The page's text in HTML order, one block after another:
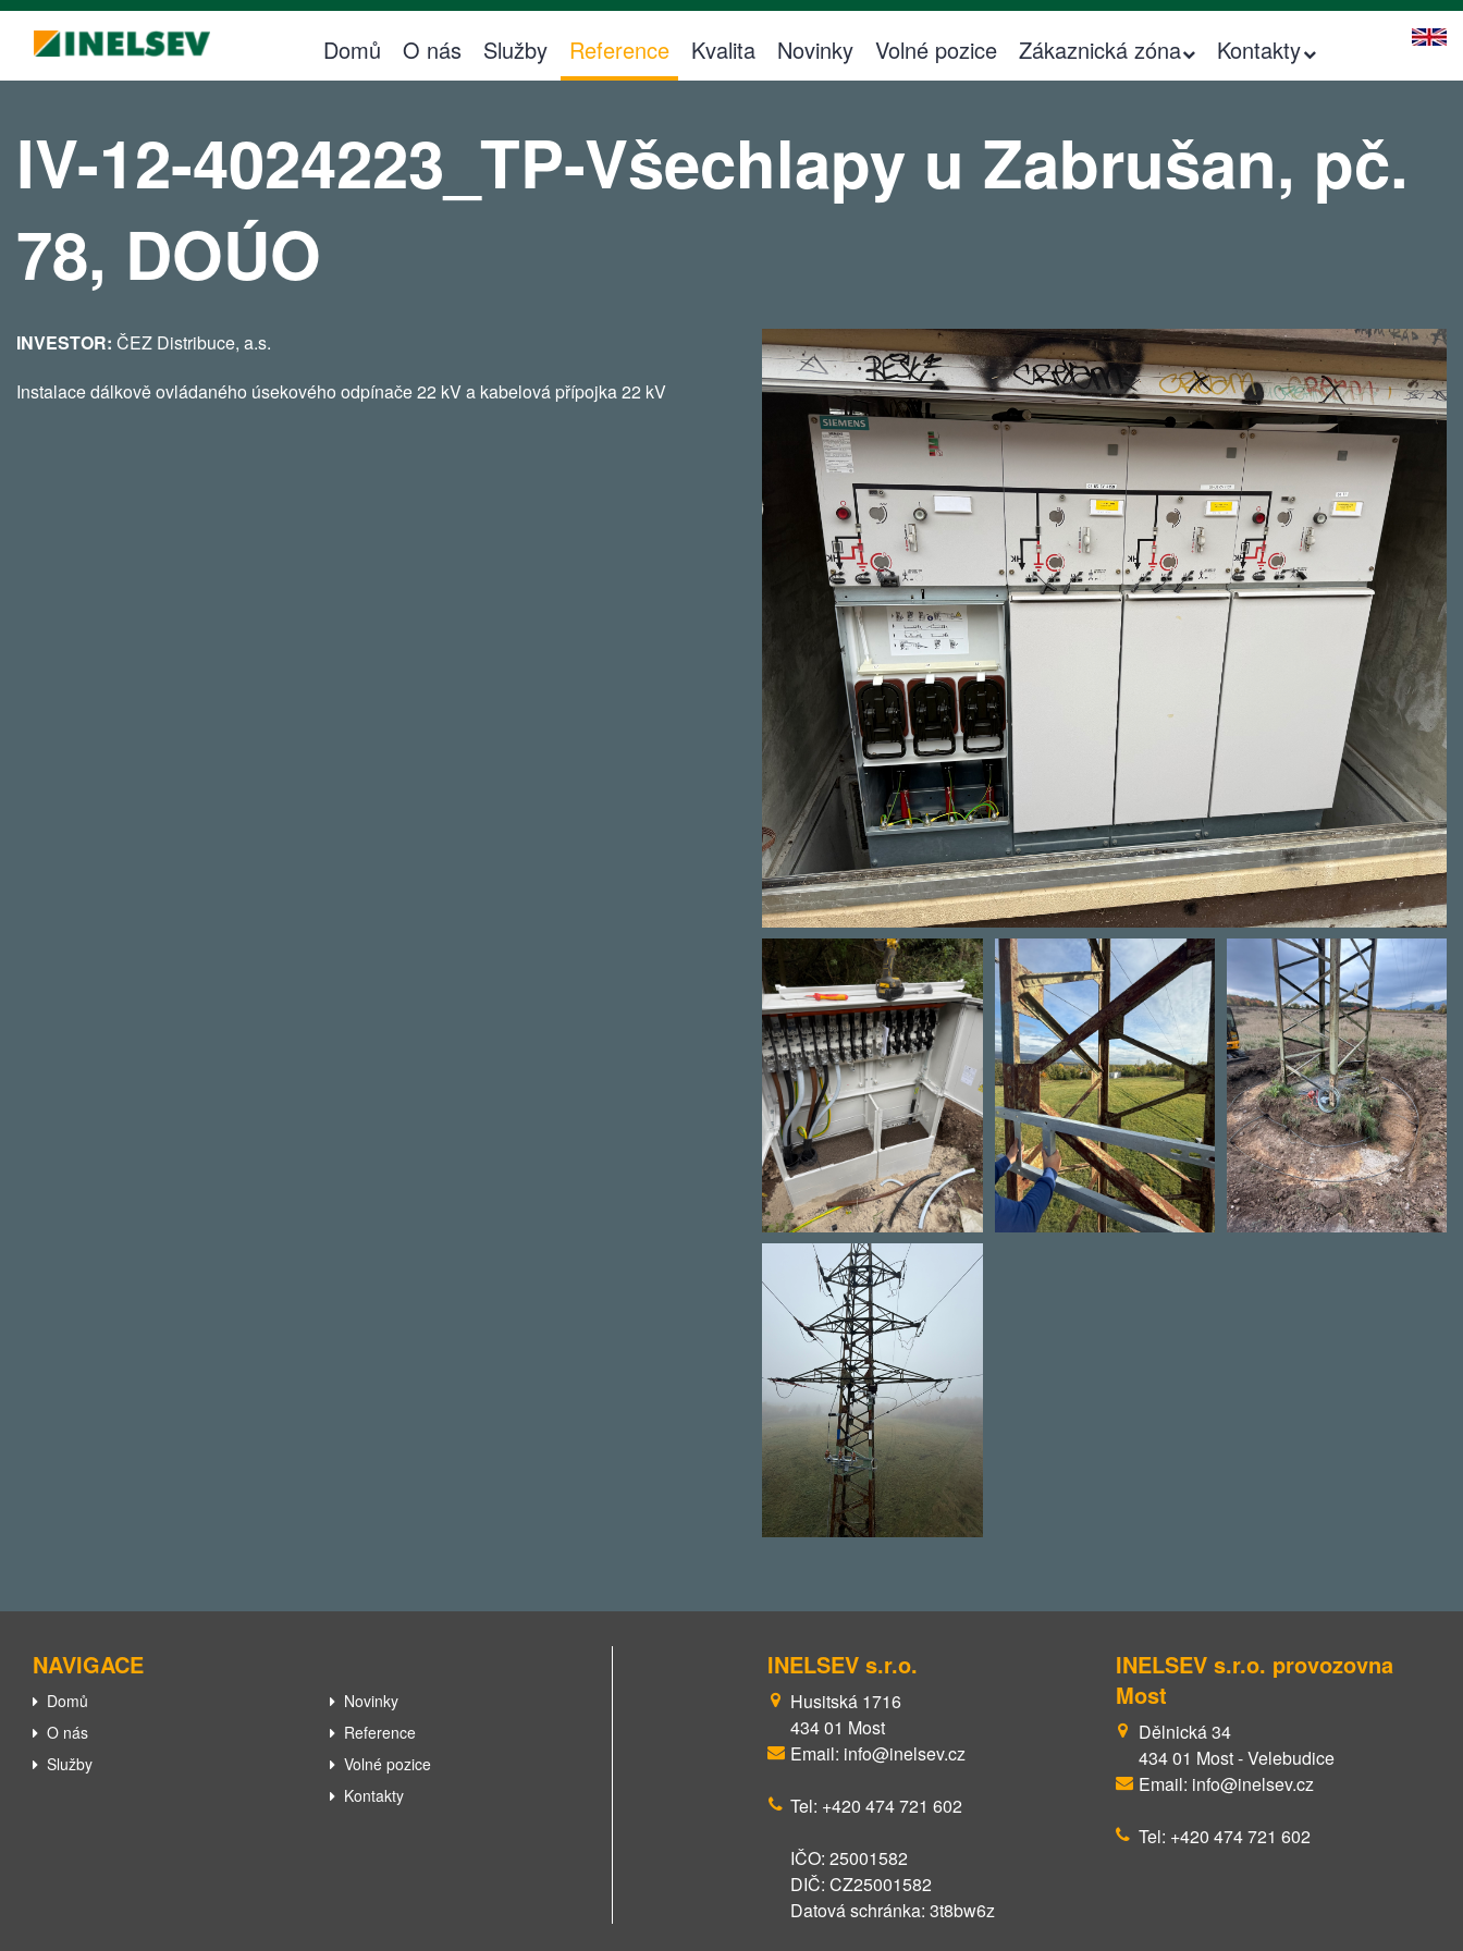
Domů O nás Služby Reference Kvalita Novinky Volné pozice Zákaznická zóna Kontakty
IV-12-4024223_TP-Všechlapy u Zabrušan, pč.
78, DOÚO
INVESTOR:ČEZ Distribuce, a.s.
Instalace dálkově ovládaného úsekového odpínače 22 kV a kabelová přípojka 22 kV
NAVIGACE
Domů
O nás
Služby
Novinky
Reference
Volné pozice
Kontakty
INELSEV s.r.o.
Husitská 1716
434 01 Most
Email: info@inelsev.cz
Tel: +420 474 721 602
IČO: 25001582
DIČ: CZ25001582
Datová schránka: 3t8bw6z
INELSEV s.r.o. provozovna
Most
Dělnická 34
434 01 Most - Velebudice
Email: info@inelsev.cz
Tel: +420 474 721 602
Volné pozice
Zákaznická zóna
Řízení dokumentů
Kontakty